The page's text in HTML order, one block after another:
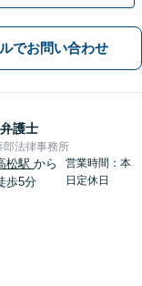
でお問い合わせ
弁護士
郎法律事務所
松駅から
歩5分
営業時間：本
日定休日